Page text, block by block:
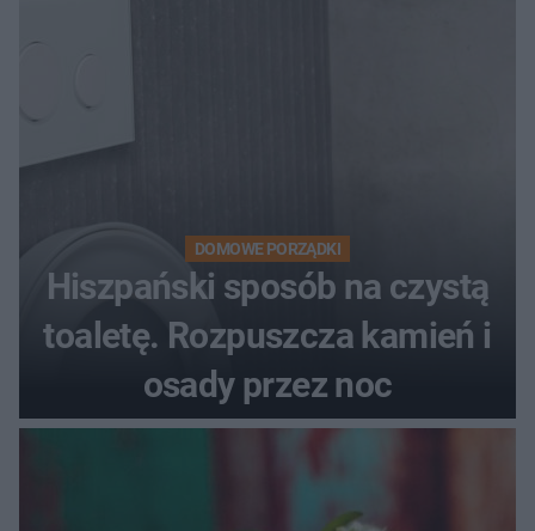
DOMOWE PORZĄDKI
Hiszpański sposób na czystą
toaletę. Rozpuszcza kamień i
osady przez noc